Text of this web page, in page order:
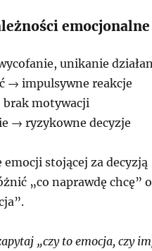
emocjonalne
unikanie
→ impulsywne reakcje
motywacji
→ ryzykowne decyzje
emocji stojącej za decyzją
„co naprawdę chcę”
„czy to emocja, czy